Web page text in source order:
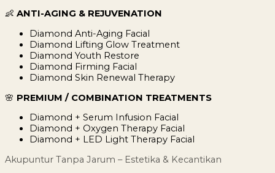
👶 ANTI-AGING & REJUVENATION
Diamond Anti-Aging Facial
Diamond Lifting Glow Treatment
Diamond Youth Restore
Diamond Firming Facial
Diamond Skin Renewal Therapy
🌸 PREMIUM / COMBINATION TREATMENTS
Diamond + Serum Infusion Facial
Diamond + Oxygen Therapy Facial
Diamond + LED Light Therapy Facial
Akupuntur Tanpa Jarum – Estetika & Kecantikan